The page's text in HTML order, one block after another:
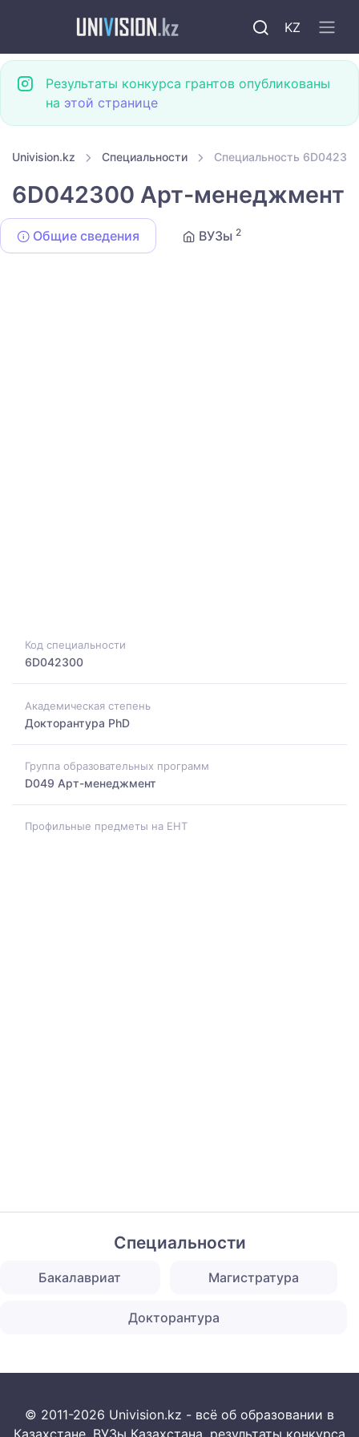
KZ
Результаты конкурса грантов опубликованы
на этой странице
Univision.kz Специальности Специальность
6D042300 Арт-менеджмент
Общие сведения ВУЗы 2
Код специальности
6D042300
Академическая степень
Докторантура PhD
Группа образовательных программ
D049 Арт-менеджмент
Профильные предметы на ЕНТ
Специальности
Бакалавриат Магистратура
Докторантура
© 2011-2026 Univision.kz - всё об образовании в
Казахстане. ВУЗы Казахстана, результаты конкурса